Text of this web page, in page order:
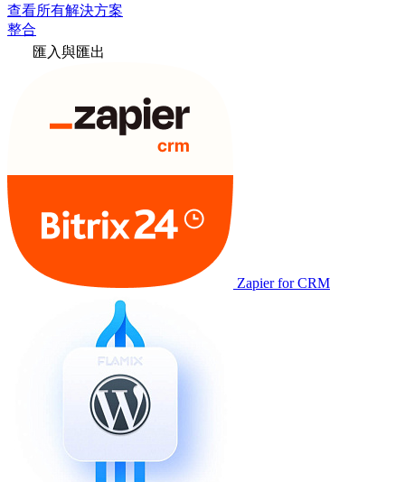
查看所有解決方案
整合
匯入與匯出
Zapier for CRM